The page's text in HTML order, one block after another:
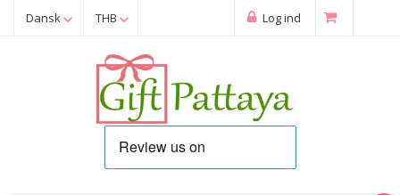
Dansk THB Log ind